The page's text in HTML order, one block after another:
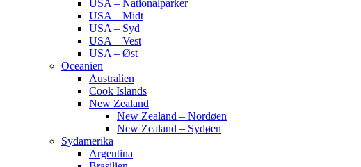
USA – Nationalparker
USA – Midt
USA – Syd
USA – Vest
USA – Øst
Oceanien
Australien
Cook Islands
New Zealand
New Zealand – Nordøen
New Zealand – Sydøen
Sydamerika
Argentina